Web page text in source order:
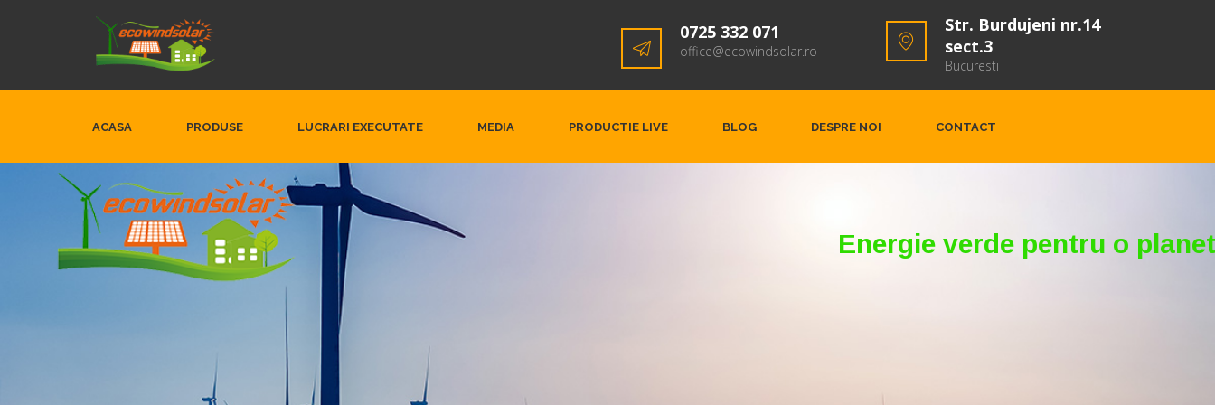
0725 332 071
office@ecowindsolar.ro
Str. Burdujeni nr.14
sect.3
Bucuresti
ACASA PRODUSE LUCRARI EXECUTATE MEDIA PRODUCTIE LIVE BLOG DESPRE NOI CONTACT
Energie verde pentru o